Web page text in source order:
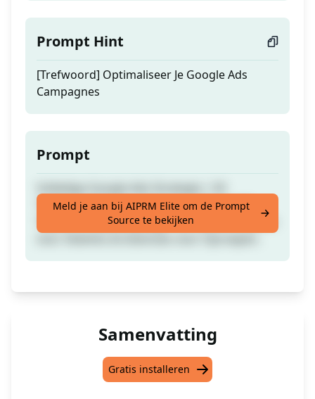
Prompt Hint
[Trefwoord] Optimaliseer Je Google Ads
Campagnes
Prompt
Trefwoordideeën | 10 Koppen Onder 30
Tekens | 4 Beschrijvingen 90 Tekens | Ideeën
Meld je aan bij AIPRM Elite om de Prompt
Source te bekijken
Samenvatting
Gratis installeren